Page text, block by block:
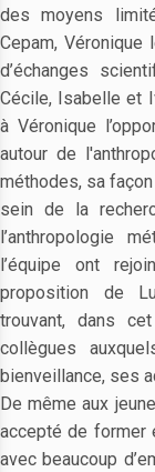
des moyens
Cepam,
d’échanges
Cécile, Isabelle et
à Véronique
autour de
méthodes, sa
sein de la
l’anthropologie
l’équipe ont
proposition de
trouvant, dans
collègues
bienveillance, ses
De même aux
accepté de former
avec beaucoup